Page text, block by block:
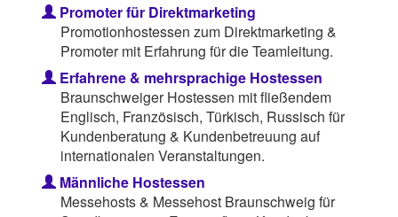
Promoter für Direktmarketing
Promotionhostessen zum Direktmarketing &
Promoter mit Erfahrung für die Teamleitung.
Erfahrene & mehrsprachige Hostessen
Braunschweiger Hostessen mit fließendem
Englisch, Französisch, Türkisch, Russisch für
Kundenberatung & Kundenbetreuung auf
internationalen Veranstaltungen.
Männliche Hostessen
Messehosts & Messehost Braunschweig für